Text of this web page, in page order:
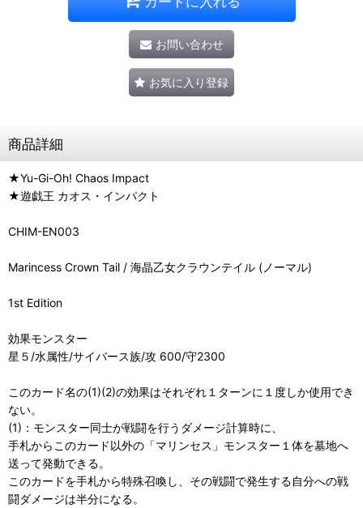
お問い合わせ
お気に入り登録
商品詳細
★Yu-Gi-Oh! Chaos Impact
★遊戯王 カオス・インパクト
CHIM-EN003
Marincess Crown Tail / 海晶乙女クラウンテイル (ノーマル)
1st Edition
効果モンスター
星５/水属性/サイバース族/攻 600/守2300
このカード名の(1)(2)の効果はそれぞれ１ターンに１度しか使用でき
ない。
(1)：モンスター同士が戦闘を行うダメージ計算時に、
手札からこのカード以外の「マリンセス」モンスター１体を墓地へ
送って発動できる。
このカードを手札から特殊召喚し、その戦闘で発生する自分への戦
闘ダメージは半分になる。